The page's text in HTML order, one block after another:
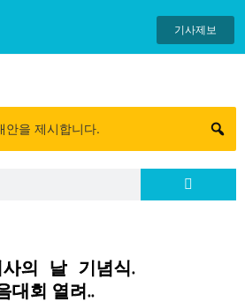
기사제보
안을 제시합니다.
Search
의 날 기념식.
대회 열려..